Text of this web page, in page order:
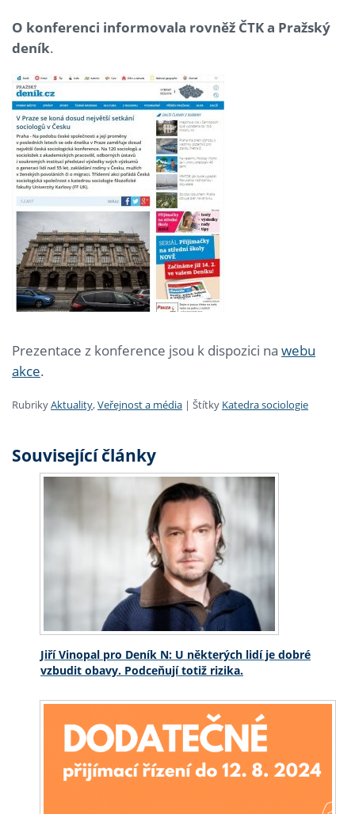
O konferenci informovala rovněž ČTK a Pražský
deník.
Prezentace z konference jsou k dispozici na webu
akce.
RubrikyAktuality,Veřejnost a média | Štítky Katedra sociologie
Související články
Jiří Vinopal pro Deník N: U některých lidí je dobré
vzbudit obavy. Podceňují totiž rizika.